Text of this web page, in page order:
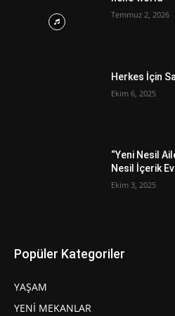
Temmuz 2, 2026
Herkes İçin
Ekim 6, 2025
“Yeni Nesil
Nesil İçerik
Ekim 3, 2025
Popüler Kategoriler
YAŞAM
YENİ MEKANLAR